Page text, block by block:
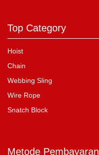
Top Category
Hoist
Chain
Webbing Sling
Wire Rope
Snatch Block
Metode Pembayaran